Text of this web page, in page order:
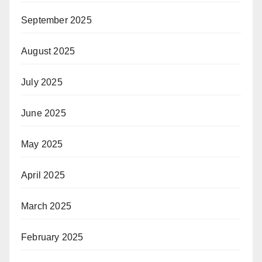
September 2025
August 2025
July 2025
June 2025
May 2025
April 2025
March 2025
February 2025